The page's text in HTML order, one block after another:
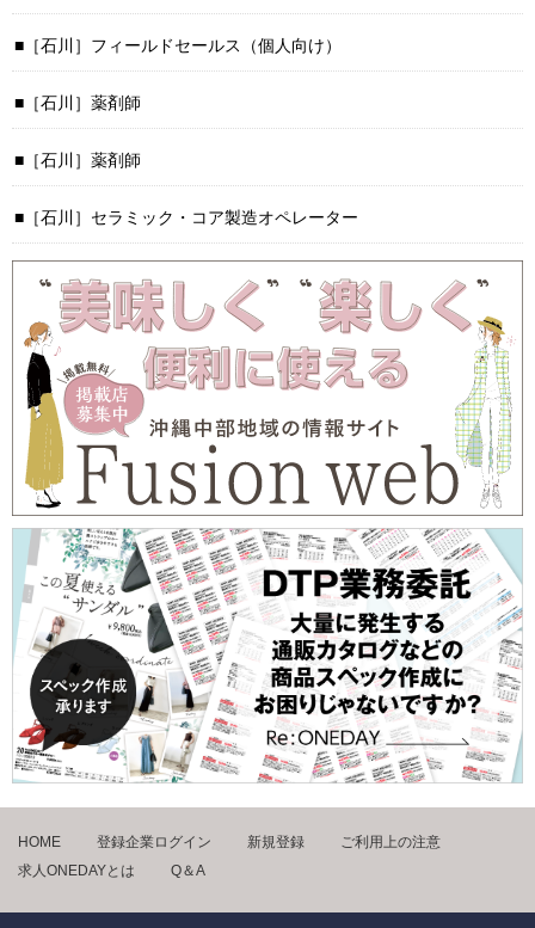
［石川］フィールドセールス（個人向け）
［石川］薬剤師
［石川］薬剤師
［石川］セラミック・コア製造オペレーター
HOME 登録企業ログイン 新規登録
ご利用上の注意
求人ONEDAYとは
Q＆A